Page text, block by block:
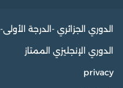
الدوري الجزائري -الدرجة الأولى-
الدوري الإنجليزي الممتاز
privacy